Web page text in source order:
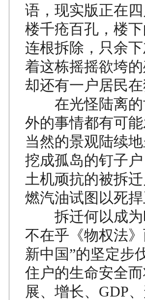
语，现实版正在
楼千疮百孔，楼
连根拆除，只余
着这栋摇摇欲垮
却还有一户居民
在光怪陆离的
外的事情都有可
当然的景观陆续
挖成孤岛的钉子
土机顽抗的被拆
燃汽油试图以死
拆迁何以成为
不在乎《物权法
新中国”的坚定步
住户的生命安全
展、增长、GDP